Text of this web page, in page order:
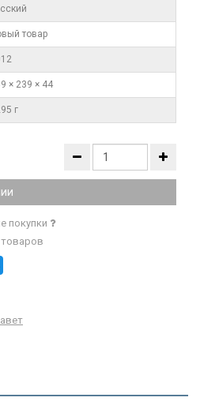
товар
× 239 × 44
г
покупки